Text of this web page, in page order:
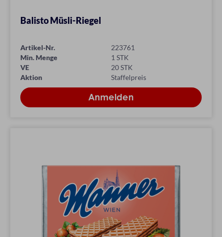
Balisto Müsli-Riegel
Artikel-Nr.
223761
Min. Menge
1 STK
VE
20 STK
Aktion
Staffelpreis